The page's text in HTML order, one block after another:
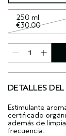
250 ml
€30.00
DETALLES
Estimulante
certificado
además de
frecuencia.